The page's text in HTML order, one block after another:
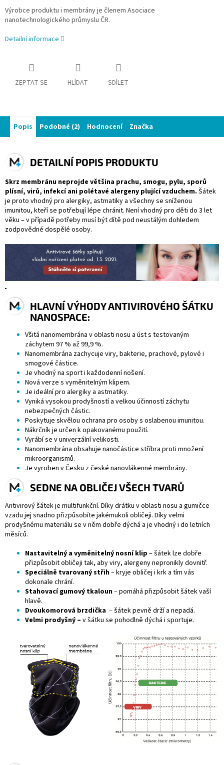
Výrobce produktu i membrány je členem Asociace
nanotechnologického průmyslu ČR.
Detailní informace
ZEPTAT SE HLÍDAT SDÍLET
Popis Podobné (2) Hodnocení Značka
DETAILNÍ POPIS PRODUKTU
Skrz membránu neprojde většina prachu, smogu, pylu, sporů
plísní, virů, infekcí ani polétavé alergeny plující vzduchem. Šátek
je proto vhodný pro alergiky, astmatiky a všechny se sníženou
imunitou, kteří se potřebují lépe chránit. Není vhodný pro děti do 3 let
věku – v případě potřeby musí být dítě pod neustálým dohledem
zodpovědné dospělé osoby.
HLAVNÍ VÝHODY ANTIVIROVÉHO ŠÁTKU
NANOSPACE:
Všitá nanomembrána v oblasti nosu a úst s testovaným
záchytem 97 % až 99,9 %.
Nanomembrána zachycuje viry, bakterie, prachové, pylové i
smogové částice.
Je vhodný na sport i každodenní nošení.
Nová verze s vyměnitelným klipem.
Je ideální pro alergiky a astmatiky.
Vyniká vysokou prodyšností a velkou účinností záchytu
nebezpečných částic.
Poskytuje skvělou ochrana pro osoby s oslabenou imunitou.
Nákrčník je určen k opakovanému použití.
Vyrábí se v univerzální velikosti.
Nanomembrána obsahuje nanočástice stříbra proti množení
mikroorganismů.
Je vyroben v Česku z české nanovlákenné membrány.
SEDNE NA OBLIČEJ VŠECH TVARŮ
Antivirový šátek je multifunkční. Díky drátku v oblasti nosu a gumičce
vzadu jej snadno přizpůsobíte jakémukoli obličeji. Díky velmi
prodyšnému materiálu se v něm dobře dýchá a je vhodný i do letních
měsíců.
Nastavitelný a vyměnitelný nosní klip – šátek lze dobře
přizpůsobit obličeji tak, aby viry, alergeny nepronikly dovnitř.
Speciálně tvarovaný střih– kryje obličej i krk a tím vás
dokonale chrání.
Stahovací gumový tkaloun– pomáhá přizpůsobit šátek vaší
hlavě.
Dvoukomorová brzdička – šátek pevně drží a nepadá.
Velmi prodyšný – v šátku se pohodlně dýchá i sportuje.